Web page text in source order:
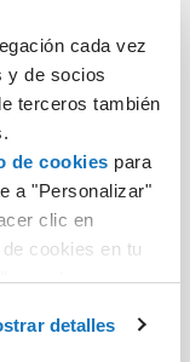
cada vez
y de socios
terceros también
de cookies para
a "Personalizar"
clic en
cookies en tu
aceptas
detalles